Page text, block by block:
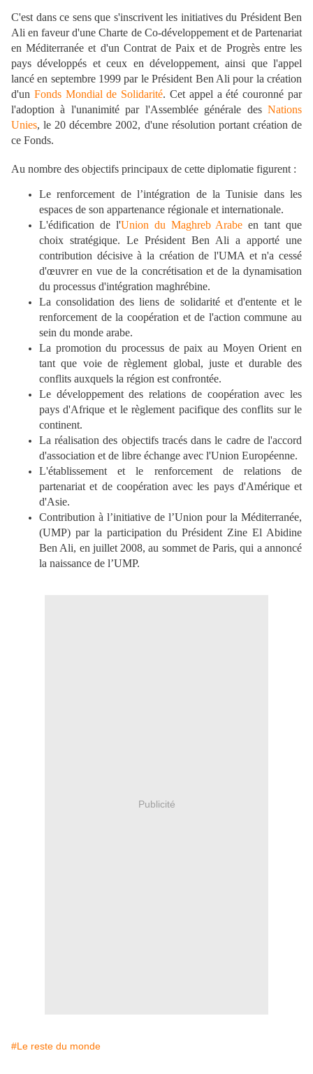
C'est dans ce sens que s'inscrivent les initiatives du Président Ben
Ali en faveur d'une Charte de Co-développement et de Partenariat
en Méditerranée et d'un Contrat de Paix et de Progrès entre les
pays développés et ceux en développement, ainsi que l'appel
lancé en septembre 1999 par le Président Ben Ali pour la création
d'un Fonds Mondial de Solidarité. Cet appel a été couronné par
l'adoption à l'unanimité par l'Assemblée générale des Nations
Unies, le 20 décembre 2002, d'une résolution portant création de
ce Fonds.
Au nombre des objectifs principaux de cette diplomatie figurent :
Le renforcement de l’intégration de la Tunisie dans les
espaces de son appartenance régionale et internationale.
L'édification de l'Union du Maghreb Arabe en tant que
choix stratégique. Le Président Ben Ali a apporté une
contribution décisive à la création de l'UMA et n'a cessé
d'œuvrer en vue de la concrétisation et de la dynamisation
du processus d'intégration maghrébine.
La consolidation des liens de solidarité et d'entente et le
renforcement de la coopération et de l'action commune au
sein du monde arabe.
La promotion du processus de paix au Moyen Orient en
tant que voie de règlement global, juste et durable des
conflits auxquels la région est confrontée.
Le développement des relations de coopération avec les
pays d'Afrique et le règlement pacifique des conflits sur le
continent.
La réalisation des objectifs tracés dans le cadre de l'accord
d'association et de libre échange avec l'Union Européenne.
L'établissement et le renforcement de relations de
partenariat et de coopération avec les pays d'Amérique et
d'Asie.
Contribution à l’initiative de l’Union pour la Méditerranée,
(UMP) par la participation du Président Zine El Abidine
Ben Ali, en juillet 2008, au sommet de Paris, qui a annoncé
la naissance de l’UMP.
Publicité
#Le reste du monde